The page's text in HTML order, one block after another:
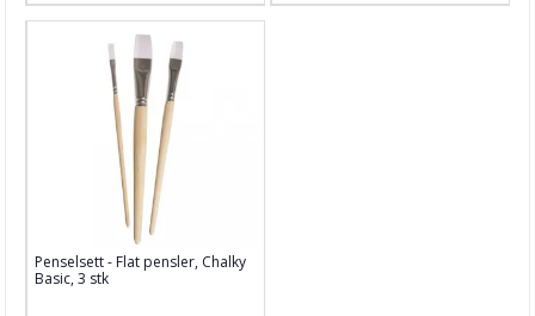
Penselsett - Flat pensler, Chalky
Basic, 3 stk